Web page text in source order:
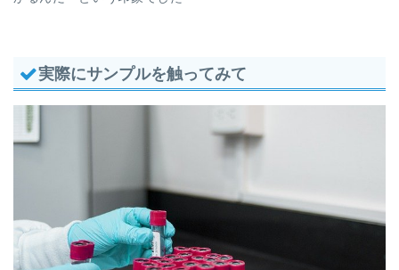
実際にサンプルを触ってみて